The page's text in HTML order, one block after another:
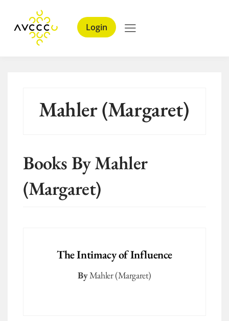
Login
Mahler (Margaret)
Books By Mahler
(Margaret)
The Intimacy of Influence
ByMahler (Margaret)